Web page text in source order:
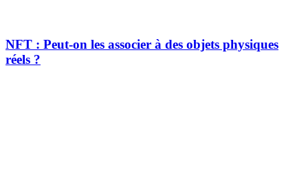
NFT : Peut-on les associer à des objets physiques
réels ?